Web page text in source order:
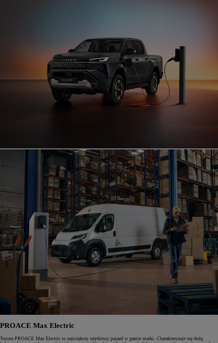
PROACE Max Electric
Toyota PROACE Max Electric to największy użytkowy pojazd w gamie marki. Charakteryzuje się dużą